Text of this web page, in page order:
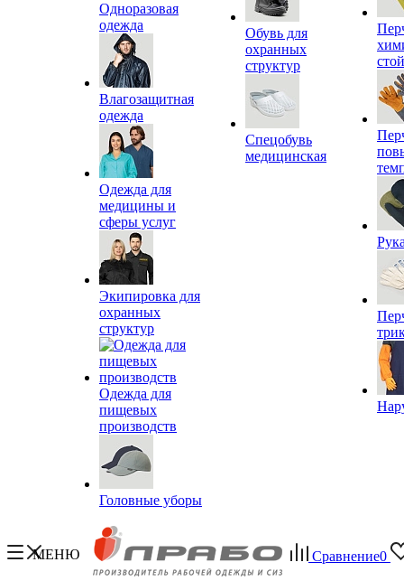
Одноразовая
одежда
Влагозащитная
одежда
Одежда для
медицины и
сферы услуг
Экипировка для
охранных
структур
Одежда для
пищевых
производств
Головные уборы
Обувь для
охранных
структур
Спецобувь
медицинская
МЕНЮ Сравнение0